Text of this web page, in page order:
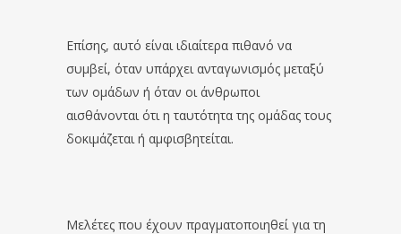
Επίσης, αυτό είναι ιδιαίτερα πιθανό να
συμβεί, όταν υπάρχει ανταγωνισμός μεταξύ
των ομάδων ή όταν οι άνθρωποι
αισθάνονται ότι η ταυτότητα της ομάδας τους
δοκιμάζεται ή αμφισβητείται.
Μελέτες που έχουν πραγματοποιηθεί για τη